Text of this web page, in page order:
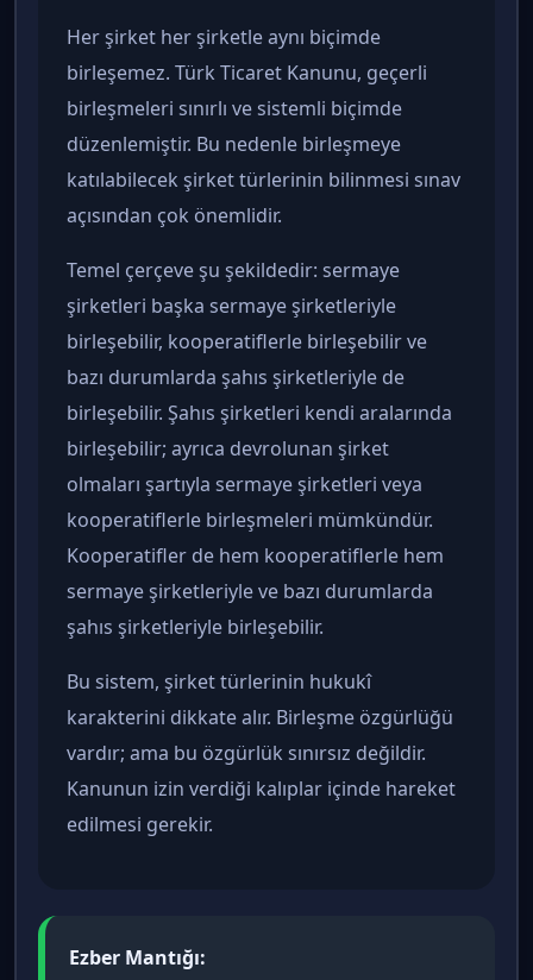
Her şirket her şirketle aynı biçimde
birleşemez. Türk Ticaret Kanunu, geçerli
birleşmeleri sınırlı ve sistemli biçimde
düzenlemiştir. Bu nedenle birleşmeye
katılabilecek şirket türlerinin bilinmesi sınav
açısından çok önemlidir.
Temel çerçeve şu şekildedir: sermaye
şirketleri başka sermaye şirketleriyle
birleşebilir, kooperatiflerle birleşebilir ve
bazı durumlarda şahıs şirketleriyle de
birleşebilir. Şahıs şirketleri kendi aralarında
birleşebilir; ayrıca devrolunan şirket
olmaları şartıyla sermaye şirketleri veya
kooperatiflerle birleşmeleri mümkündür.
Kooperatifler de hem kooperatiflerle hem
sermaye şirketleriyle ve bazı durumlarda
şahıs şirketleriyle birleşebilir.
Bu sistem, şirket türlerinin hukukî
karakterini dikkate alır. Birleşme özgürlüğü
vardır; ama bu özgürlük sınırsız değildir.
Kanunun izin verdiği kalıplar içinde hareket
edilmesi gerekir.
Ezber Mantığı: